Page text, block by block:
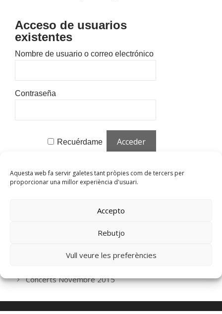
Aquesta web fa servir galetes tant pròpies com de tercers per
proporcionar una millor experiència d'usuari.
Accepto
Rebutjo
Vull veure les preferències
Acceso de usuarios
existentes
Nombre de usuario o correo electrónico
Contraseña
Recuérdame
restablecer
Secretaria
Concerts Novembre 2015